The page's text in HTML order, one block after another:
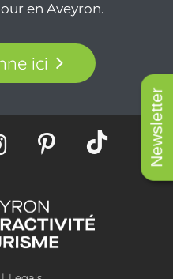
Newsletter
en Aveyron.
ici